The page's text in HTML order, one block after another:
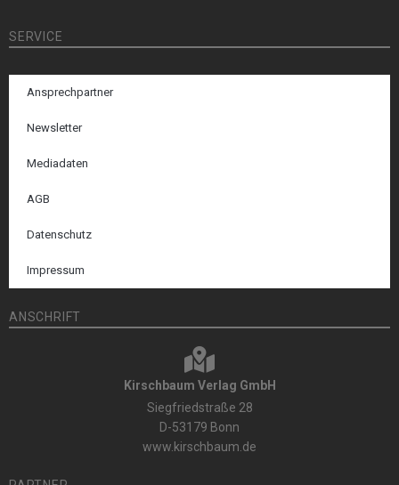
SERVICE
Ansprechpartner
Newsletter
Mediadaten
AGB
Datenschutz
Impressum
ANSCHRIFT
Kirschbaum Verlag GmbH
Siegfriedstraße 28
D-53179 Bonn
www.kirschbaum.de